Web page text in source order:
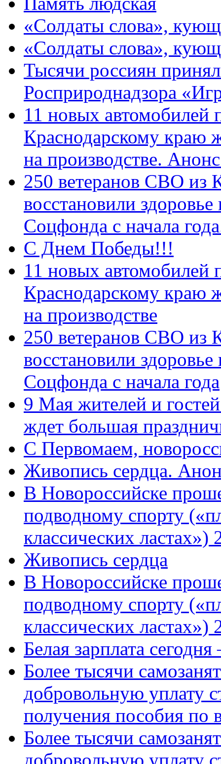
«Солдаты слова»,
«Солдаты слова»,
Тысячи россиян
Росприроднадзора
11 новых автомобилей
Краснодарскому краю
на производстве.
250 ветеранов СВО из
восстановили
Соцфонда с начала
С Днем Победы!!!
11 новых автомобилей
Краснодарскому краю
на производстве
250 ветеранов СВО из
восстановили
Соцфонда с начала года
9 Мая жителей и
ждет большая
C Первомаем,
Живопись сердца.
В Новороссийске
подводному спорту
классических
Живопись сердца
В Новороссийске
подводному спорту
классических ластах»)
Белая зарплата
Более тысячи
добровольную уплату
получения пособия по
Более тысячи